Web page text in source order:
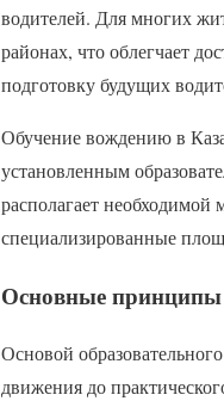
водителей. Для многих
районах, что облегчает
подготовку будущих
Обучение вождению в
установленным
располагает необходимой
специализированные
Основные принципы
Основой
движения до